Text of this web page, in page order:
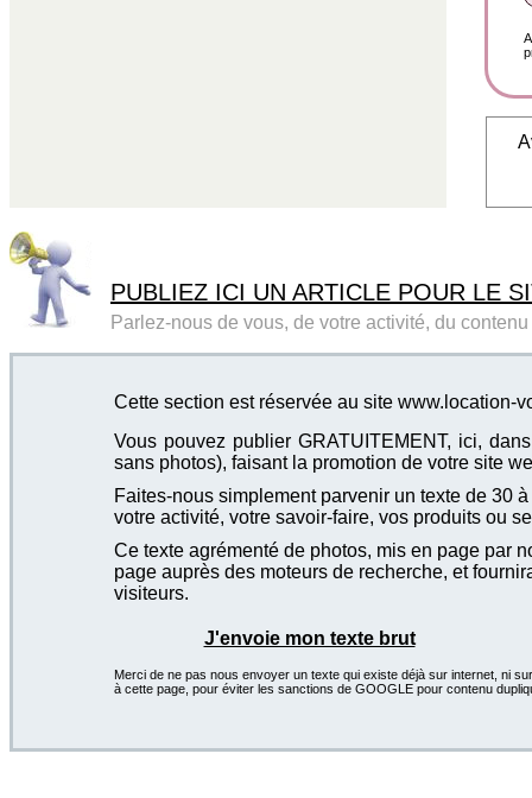
PUBLIEZ ICI UN ARTICLE POUR LE
Parlez-nous de vous, de votre activité, du
Cette section est réservée au site www.location-
Vous pouvez publier GRATUITEMENT, ici,
sans photos), faisant la promotion de votre site
Faites-nous simplement parvenir un texte de 30
votre activité, votre savoir-faire, vos produits ou
Ce texte agrémenté de photos, mis en page par
page auprès des moteurs de recherche, et
visiteurs.
J'envoie mon texte brut
Merci de ne pas nous envoyer un texte qui existe déjà sur internet, ni
à cette page, pour éviter les sanctions de GOOGLE pour contenu